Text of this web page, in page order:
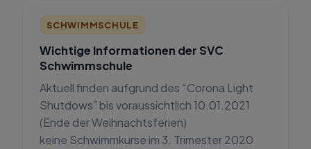
SCHWIMMSCHULE
Wichtige Informationen der SVC
Schwimmschule
Aktuell finden aufgrund des “Corona Light
Shutdows” bis voraussichtlich 10.01.2021
(Ende der Weihnachtsferien)
keine Schwimmkurse im 3. Trimester 2020